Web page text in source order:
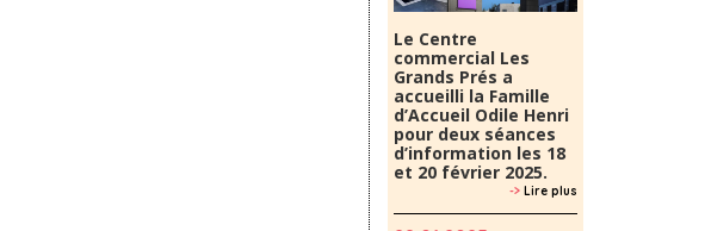
Le Centre
commercial Les
Grands Prés a
accueilli la Famille
d’Accueil Odile Henri
pour deux séances
d’information les 18
et 20 février 2025.
-> Lire plus